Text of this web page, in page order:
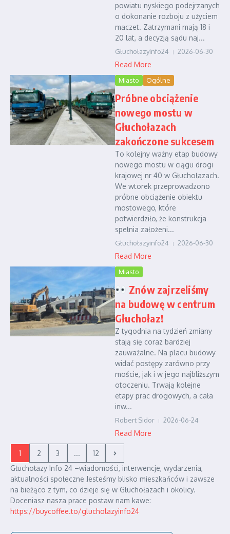
powiatu nyskiego podejrzanych
o dokonanie rozboju z użyciem
maczet. Zatrzymani mają 18 i
20 lat, a decyzją sądu naj...
Głuchołazyinfo24 2026-06-30
Read More
Miasto Ogólne
Próbne obciążenie
nowego mostu w
Głuchołazach
zakończone sukcesem
To kolejny ważny etap budowy
nowego mostu w ciągu drogi
krajowej nr 40 w Głuchołazach.
We wtorek przeprowadzono
próbne obciążenie obiektu
mostowego, które
potwierdziło, że konstrukcja
spełnia założeni...
Głuchołazyinfo24 2026-06-30
Read More
Miasto
Znów zajrzeliśmy
na budowę w centrum
Głuchołaz!
Z tygodnia na tydzień zmiany
stają się coraz bardziej
zauważalne. Na placu budowy
widać postępy zarówno przy
moście, jak i w jego najbliższym
otoczeniu. Trwają kolejne
etapy prac drogowych, a cała
inw...
Robert Sidor 2026-06-24
Read More
1 2 3 ...
12
Głuchołazy Info 24 –wiadomości, interwencje, wydarzenia,
aktualności społeczne Jesteśmy blisko mieszkańców i zawsze
na bieżąco z tym, co dzieje się w Głuchołazach i okolicy.
Doceniasz nasza prace postaw nam kawe:
https://buycoffee.to/glucholazyinfo24